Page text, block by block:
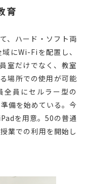
育
、ハード・ソフト両
にWi-Fiを配置し、
室だけでなく、教室
場所での使用が可能
全員にセルラー型の
備を始めている。今
を用意。50の普通
業での利用を開始し